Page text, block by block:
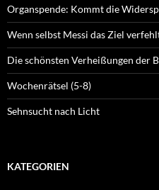
Organspende: Kommt die
Wenn selbst Messi das Ziel
Die schönsten Verheißungen der
Wochenrätsel (5-8)
Sehnsucht nach Licht
KATEGORIEN